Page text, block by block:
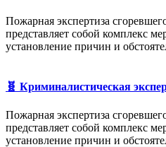
Пожарная экспертиза
представляет собой комплекс
установление причин и
🧬 Криминалистическая
Пожарная экспертиза
представляет собой комплекс
установление причин и